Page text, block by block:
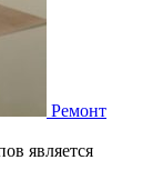
Ремонт
является